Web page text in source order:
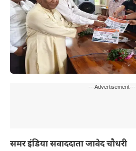
---Advertisement---
समर इंडिया सवाददाता जावेद चौधरी